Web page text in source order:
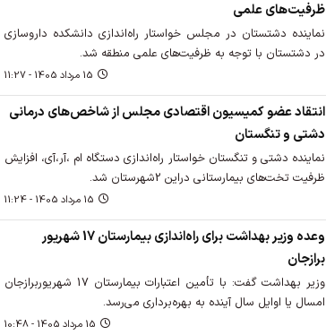
ظرفیت‌های علمی
نماینده دشتستان در مجلس خواستار راه‌اندازی دانشکده داروسازی
در دشتستان با توجه به ظرفیت‌های علمی منطقه شد.
15 مرداد 1405 - 11:27
انتقاد عضو کمیسیون اقتصادی مجلس از شاخص‌های درمانی
دشتی و تنگستان
نماینده دشتی و تنگستان خواستار راه‌اندازی دستگاه ام ،آر،آی، افزایش
ظرفیت تخت‌های بیمارستانی دراین 2شهرستان شد.
15 مرداد 1405 - 11:24
وعده وزیر بهداشت برای راه‌اندازی بیمارستان 17 شهریور
برازجان
وزیر بهداشت گفت: با تأمین اعتبارات بیمارستان 17 شهریوربرازجان
امسال یا اوایل سال آینده به بهره‌برداری می‌رسد.
15 مرداد 1405 - 10:48